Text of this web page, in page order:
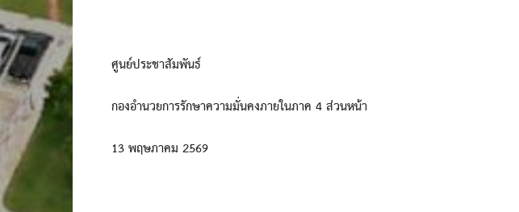
ศูนย์ประชาสัมพันธ์
กองอำนวยการรักษาความมั่นคงภายในภาค 4 ส่วนหน้า
13 พฤษภาคม 2569